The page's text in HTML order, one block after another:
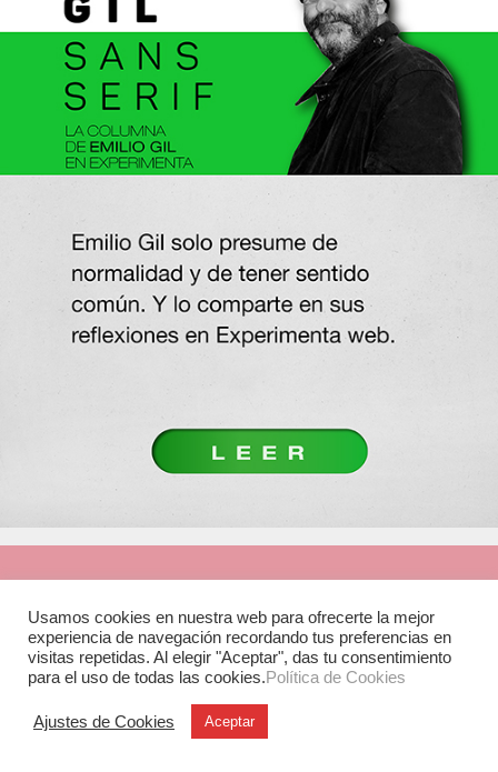
Usamos cookies en nuestra web para ofrecerte la mejor
experiencia de navegación recordando tus preferencias en
visitas repetidas. Al elegir "Aceptar", das tu consentimiento
para el uso de todas las cookies.Política de Cookies
Ajustes de Cookies Aceptar